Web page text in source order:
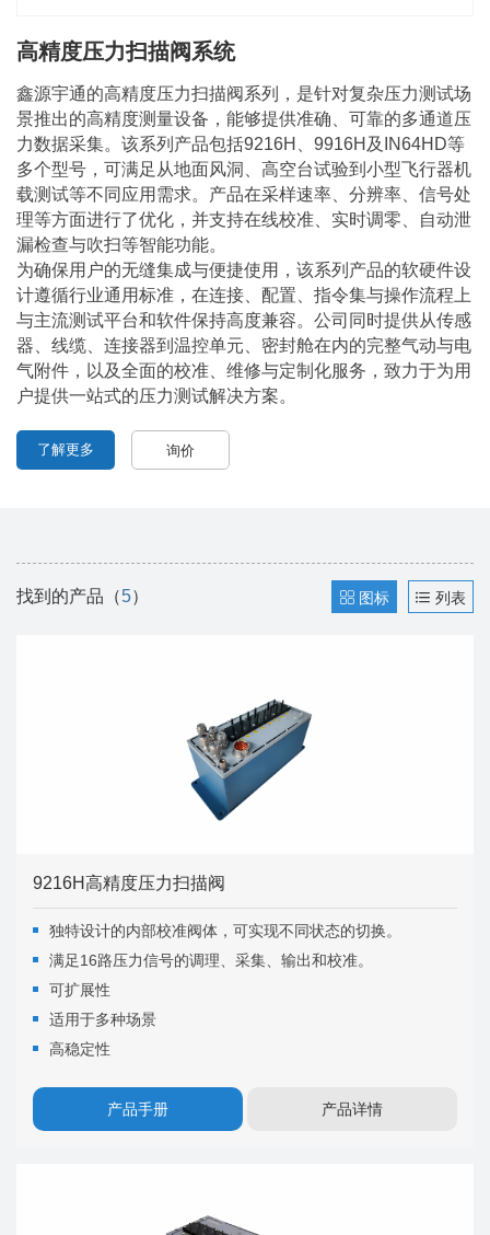
高精度压力扫描阀系统
鑫源宇通的高精度压力扫描阀系列，是针对复杂压力测试场
景推出的高精度测量设备，能够提供准确、可靠的多通道压
力数据采集。该系列产品包括9216H、9916H 及 IN64HD等
多个型号，可满足从地面风洞、高空台试验到小型飞行器机
载测试等不同应用需求。产品在采样速率、分辨率、信号处
理等方面进行了优化，并支持在线校准、实时调零、自动泄
漏检查与吹扫等智能功能。
为确保用户的无缝集成与便捷使用，该系列产品的软硬件设
计遵循行业通用标准，在连接、配置、指令集与操作流程上
与主流测试平台和软件保持高度兼容。公司同时提供从传感
器、线缆、连接器到温控单元、密封舱在内的完整气动与电
气附件，以及全面的校准、维修与定制化服务，致力于为用
户提供一站式的压力测试解决方案。
了解更多 询价
找到的产品（5） 图标 列表
9216H高精度压力扫描阀
独特设计的内部校准阀体，可实现不同状态的切换。
满足16路压力信号的调理、采集、输出和校准。
可扩展性
适用于多种场景
高稳定性
产品手册 产品详情